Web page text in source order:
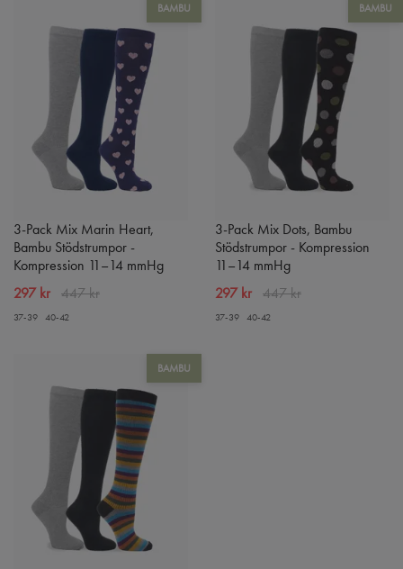
BAMBU
3-Pack Mix Marin Heart,
Bambu Stödstrumpor -
Kompression 11–14 mmHg
297 kr 447 kr
37-39 40-42
BAMBU
3-Pack Mix Dots, Bambu
Stödstrumpor - Kompression
11–14 mmHg
297 kr 447 kr
37-39 40-42
BAMBU